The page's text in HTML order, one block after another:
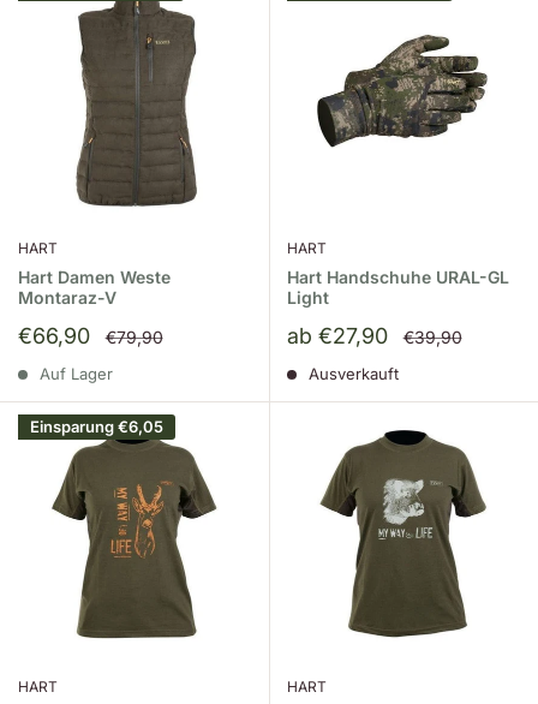
HART
Hart Damen Weste
Montaraz-V
Sonderpreis
€66,90 Normalpreis
€79,90
Auf Lager
HART
Hart Handschuhe URAL-GL
Light
Sonderpreis
ab €27,90 Normalpreis
€39,90
Ausverkauft
Einsparung€6,05
HART HART